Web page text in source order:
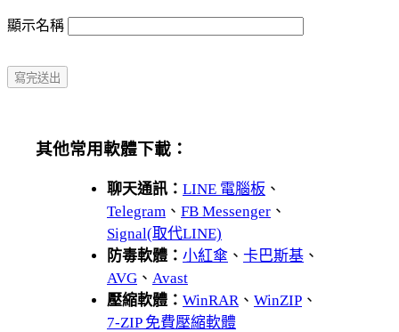
顯示名稱
其他常用軟體下載：
聊天通訊： LINE 電腦板 、
Telegram 、 FB Messenger 、
Signal(取代LINE)
防毒軟體： 小紅傘 、 卡巴斯基 、
AVG 、 Avast
壓縮軟體： WinRAR、 WinZIP 、
7-ZIP 免費壓縮軟體